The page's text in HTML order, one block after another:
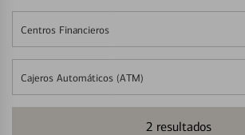
Centros Financieros
Cajeros Automáticos (ATM)
2 resultados